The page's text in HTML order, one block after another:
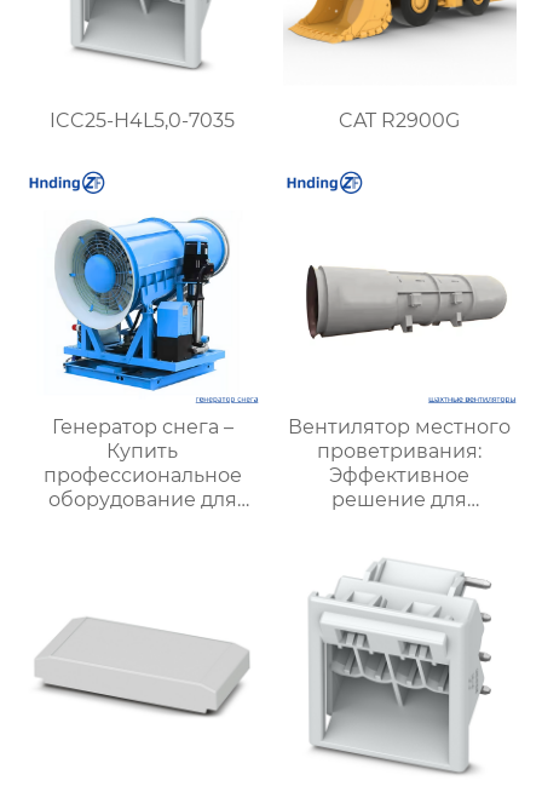
ICC25-H4L5,0-7035 CAT R2900G
Генератор снега –
Купить
профессиональное
оборудование для
Вентилятор местного
проветривания:
Эффективное
решение для
рабочих местах